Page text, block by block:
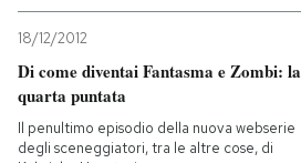
18/12/2012
Di come diventai Fantasma e Zombi: la
quarta puntata
Il penultimo episodio della nuova webserie
degli sceneggiatori, tra le altre cose, di